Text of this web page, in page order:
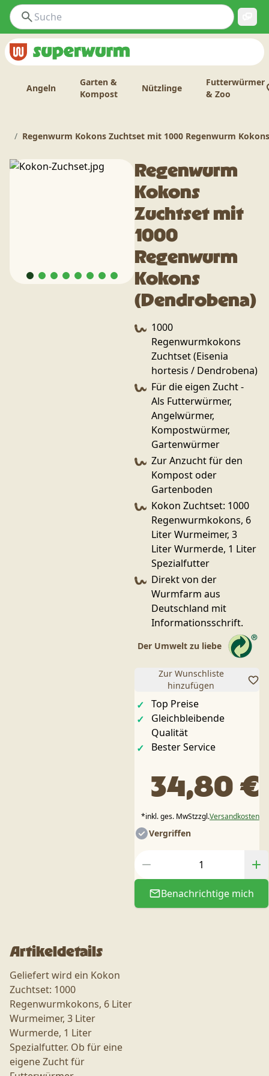
Angeln
Garten &
Kompost
Nützlinge
Futterwürmer
& Zoo
Regenwurm Kokons Zuchtset mit 1000 Regenwurm
Regenwurm
Kokons
Zuchtset mit
1000
Regenwurm
Kokons
(Dendrobena)
1000
Regenwurmkokons
Zuchtset (Eisenia
hortesis / Dendrobena)
Für die eigen Zucht -
Als Futterwürmer,
Angelwürmer,
Kompostwürmer,
Gartenwürmer
Zur Anzucht für den
Kompost oder
Gartenboden
Kokon Zuchtset: 1000
Regenwurmkokons, 6
Liter Wurmeimer, 3
Liter Wurmerde, 1 Liter
Spezialfutter
Direkt von der
Wurmfarm aus
Deutschland mit
Informationsschrift.
Der Umwelt zu liebe
Zur Wunschliste
hinzufügen
Top Preise
Gleichbleibende
Qualität
Bester Service
34,80 €
*inkl. ges. MwStzzgl.Versandkosten
Vergriffen
Benachrichtige mich
Artikeldetails
Geliefert wird ein Kokon
Zuchtset: 1000
Regenwurmkokons, 6 Liter
Wurmeimer, 3 Liter
Wurmerde, 1 Liter
Spezialfutter. Ob für eine
eigene Zucht für